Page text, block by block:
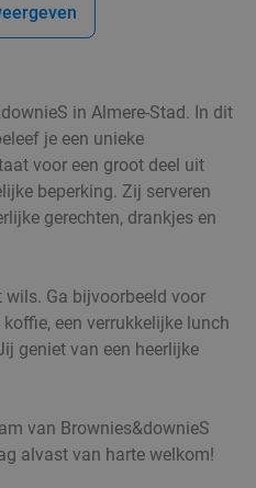
in Almere-Stad. In dit
je een unieke
voor een groot deel uit
beperking. Zij serveren
gerechten, drankjes en
Ga bijvoorbeeld voor
een verrukkelijke lunch
geniet van een heerlijke
van Brownies&downieS
alvast van harte welkom!